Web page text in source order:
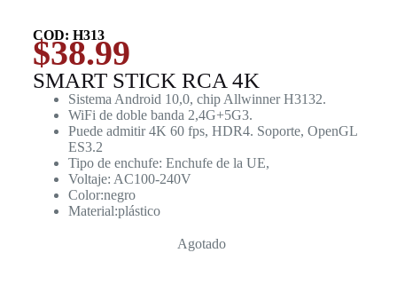
COD: H313
$38.99
SMART STICK RCA 4K
Sistema Android 10,0, chip Allwinner H3132.
WiFi de doble banda 2,4G+5G3.
Puede admitir 4K 60 fps, HDR4. Soporte, OpenGL
ES3.2
Tipo de enchufe: Enchufe de la UE,
Voltaje: AC100-240V
Color:negro
Material:plástico
Agotado